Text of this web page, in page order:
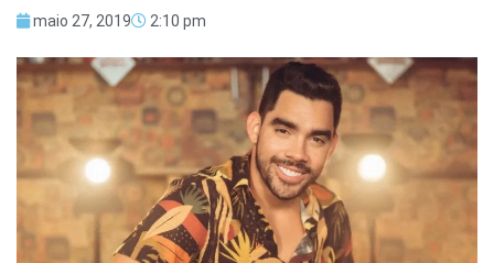
maio 27, 2019 2:10 pm